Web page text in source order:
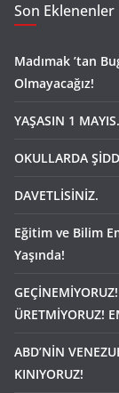
Son Eklenenler
Madımak ’tan
Olmayacağız!
YAŞASIN 1
OKULLARDA
DAVETLİSİNİZ.
Eğitim ve Bilim
Yaşında!
ÜRETMİYORUZ!
ABD’NİN
KINIYORUZ!